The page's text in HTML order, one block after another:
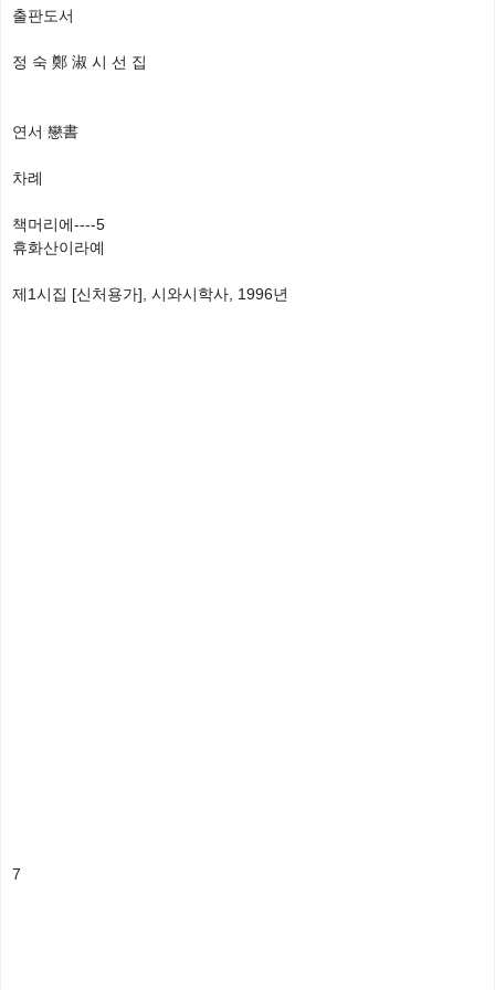
출판도서
정 숙 鄭 淑 시 선 집
연서 戀書
차례
책머리에----5
휴화산이라예
제1시집 [신처용가], 시와시학사, 1996년
7